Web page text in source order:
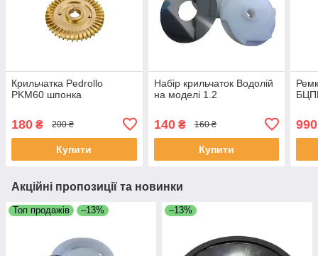
Крильчатка Pedrollo
PKM60 шпонка
180 ₴ 200 ₴
Купити
Набір крильчаток Водолій
на моделі 1.2
140₴ 160 ₴
Купити
990
Акційні пропозиції та новинки
Топ продажів –13% –13%